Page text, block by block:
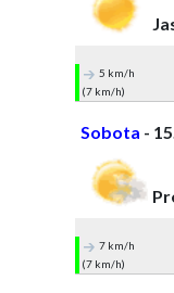
5 km/h
(7 km/h)
Sobota -
7 km/h
(7 km/h)